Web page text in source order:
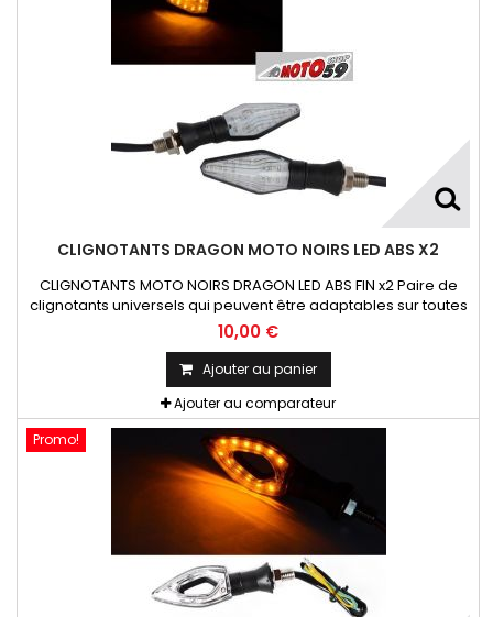
CLIGNOTANTS DRAGON MOTO NOIRS LED ABS X2
CLIGNOTANTS MOTO NOIRS DRAGON LED ABS FIN x2 Paire de
clignotants universels qui peuvent être adaptables sur toutes
motos ou scooters
10,00 €
Ajouter au panier
Ajouter au comparateur
Promo!